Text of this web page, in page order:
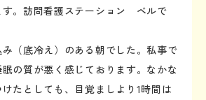
す。訪問看護ステーション ベルで
（底冷え）のある朝でした。私事で
の質が悪く感じております。なかな
たとしても、目覚ましより1時間は